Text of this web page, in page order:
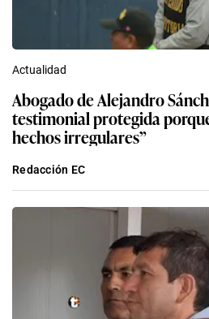
Actualidad
Abogado de Alejandro
testimonial protegida
hechos irregulares”
Redacción EC